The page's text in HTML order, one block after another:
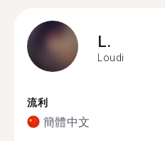
L.
Loudi
流利
簡體中文